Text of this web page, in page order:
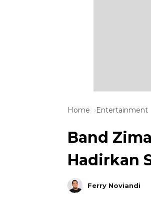
Home Entertainment
Band
Hadirkan
Ferry Noviandi